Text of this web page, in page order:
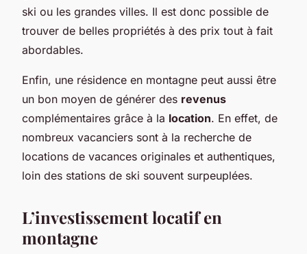
ski ou les grandes villes. Il est donc possible de
trouver de belles propriétés à des prix tout à fait
abordables.
Enfin, une résidence en montagne peut aussi être
un bon moyen de générer des revenus
complémentaires grâce à la location. En effet, de
nombreux vacanciers sont à la recherche de
locations de vacances originales et authentiques,
loin des stations de ski souvent surpeuplées.
L’investissement locatif en
montagne